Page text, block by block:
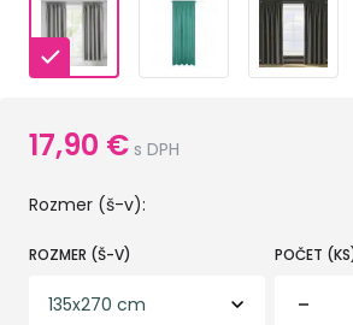
17,90 € s DPH
Rozmer (š-v):
ROZMER (Š-V) POČET